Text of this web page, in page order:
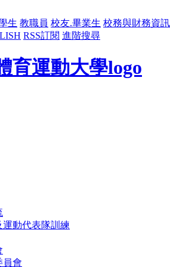
生 教職員 校友.畢業生 校務與財務資
RSS訂閱 進階搜尋
運動代表隊訓練
員會